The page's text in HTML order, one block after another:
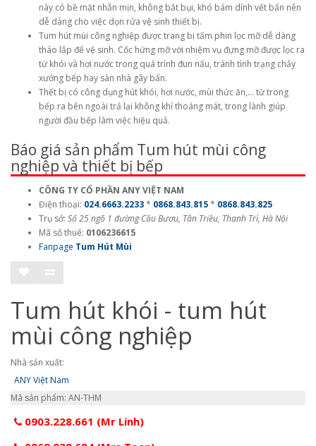
này có bề mặt nhẵn mịn, không bắt bụi, khó bám dính vết bẩn nên
dễ dàng cho việc dọn rửa vệ sinh thiết bị.
Tum hút mùi công nghiệp được trang bị tấm phin lọc mỡ dễ dàng
tháo lắp để vệ sinh. Cốc hứng mỡ với nhiệm vụ đựng mỡ được lọc ra
từ khói và hơi nước trong quá trình đun nấu, tránh tình trạng chảy
xướng bếp hay sàn nhà gây bẩn.
Thết bị có công dụng hút khói, hơi nước, mùi thức ăn,… từ trong
bếp ra bên ngoài trả lại không khí thoáng mát, trong lành giúp
người đầu bếp làm việc hiệu quả.
Báo giá sản phẩm Tum hút mùi công
nghiệp và thiết bị bếp
CÔNG TY CỔ PHẦN ANY VIỆT NAM
Điện thoại: 024.6663.2233* 0868.843.815* 0868.843.825
Trụ sở: Số 25 ngõ 1 đường Cầu Bươu, Tân Triều, Thanh Trì, Hà Nội
Mã số thuế: 0106236615
Fanpage Tum Hút Mùi
Tum hút khói - tum hút
mùi công nghiệp
Nhà sản xuất:
ANY Việt Nam
Mã sản phẩm: AN-THM
0903.228.661 (Mr Linh)